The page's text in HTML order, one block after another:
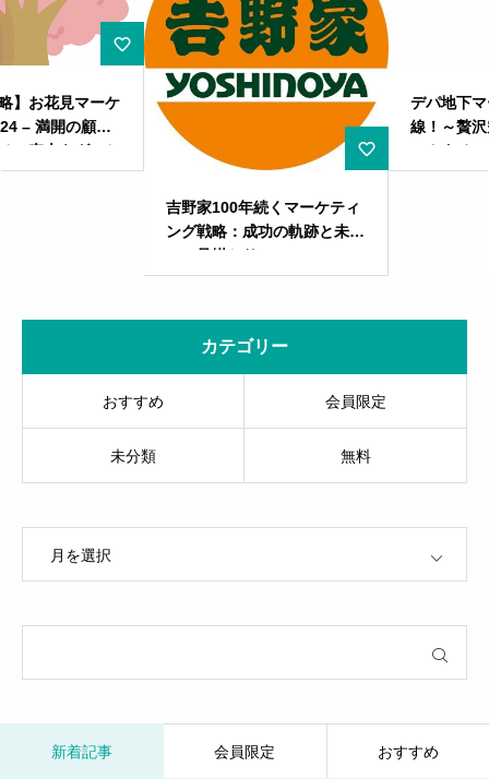
吉野家100年続くマーケティ
ング戦略：成功の軌跡と未来
デパ地下マーケティング最前
線！～贅沢空間が変える消費
のカタチ～
カテゴリー
おすすめ 会員限定
未分類 無料
新着記事 会員限定 おすすめ